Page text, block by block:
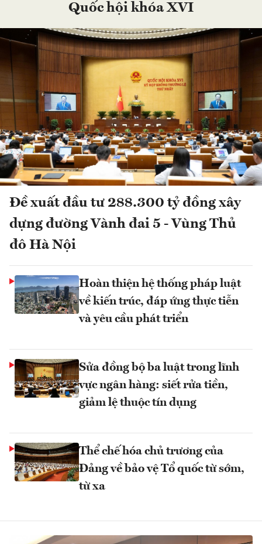
Quốc hội khóa XVI
Đề xuất đầu tư 288.300 tỷ đồng xây
dựng đường Vành đai 5 - Vùng Thủ
đô Hà Nội
Hoàn thiện hệ thống pháp luật
về kiến trúc, đáp ứng thực tiễn
và yêu cầu phát triển
Sửa đồng bộ ba luật trong lĩnh
vực ngân hàng: siết rửa tiền,
giảm lệ thuộc tín dụng
Thể chế hóa chủ trương của
Đảng về bảo vệ Tổ quốc từ sớm,
từ xa